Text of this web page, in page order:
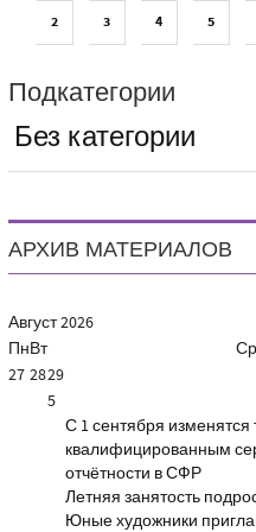
2 3 4 5
Подкатегории
Без категории
АРХИВ МАТЕРИАЛОВ
Август2026
ПнВт Ср
27 2829
5
С 1 сентября изменятся
квалифицированным
отчётности в СФР
Летняя занятость
Юные художники